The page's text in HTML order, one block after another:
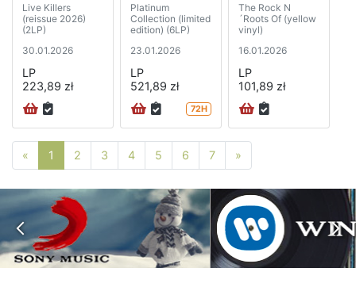
Live Killers
(reissue 2026)
(2LP)
30.01.2026
LP
223,89 zł
Platinum
Collection (limited
edition) (6LP)
23.01.2026
LP
521,89 zł
72H
The Rock N
´Roots Of (yellow
vinyl)
16.01.2026
LP
101,89 zł
« Poprzednia strona
1 2 3 4 5 6 7 »